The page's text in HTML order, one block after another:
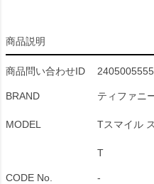
商品説明
商品問い合わせID
BRAND ティファニ
MODEL Tスマイル
T
CODE No.
-